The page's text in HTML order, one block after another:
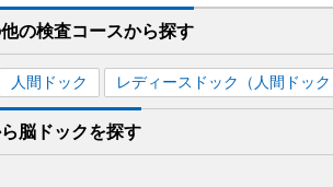
他の検査コースから探す
人間ドック レディースドック（人間ドック
脳ドックを探す